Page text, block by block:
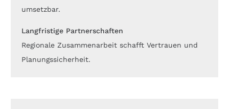
umsetzbar.
Langfristige Partnerschaften
Regionale Zusammenarbeit schafft Vertrauen und
Planungssicherheit.